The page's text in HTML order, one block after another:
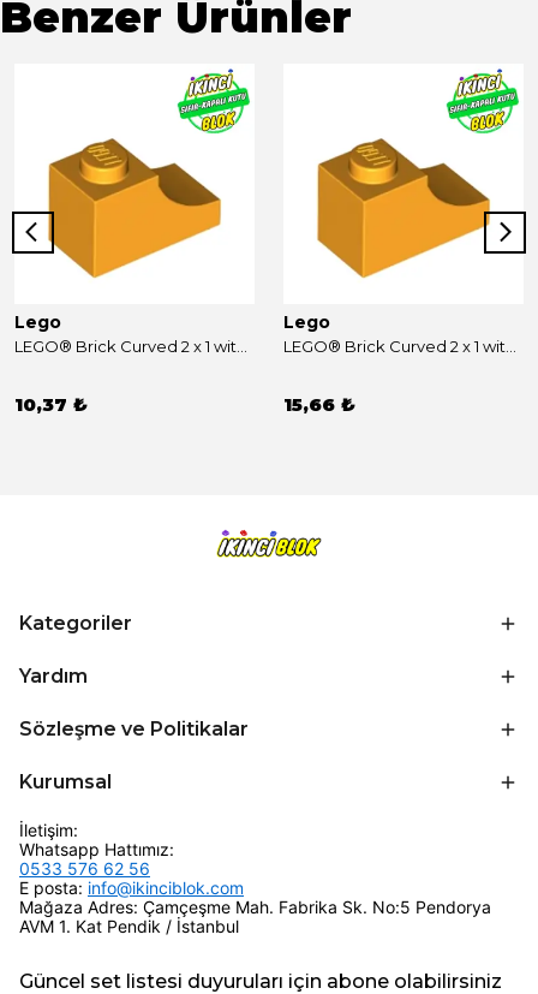
Benzer Ürünler
Lego
10,37 ₺
Lego
15,66 ₺
Kategoriler
Yardım
Sözleşme ve Politikalar
Kurumsal
İletişim:
Whatsapp Hattımız:
0533 576 62 56
E posta: info@ikinciblok.com
Mağaza Adres: Çamçeşme Mah. Fabrika Sk. No:5 Pendorya
AVM 1. Kat Pendik / İstanbul
Güncel set listesi duyuruları için abone olabilirsiniz